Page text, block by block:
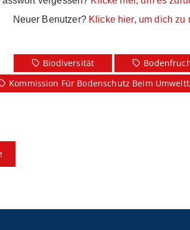
Neuer Benutzer? Klicke hier, um dich zu
Biodiversität
Kommission Für Bodenschutz Beim